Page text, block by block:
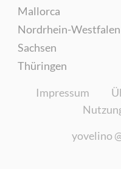
Mallorca
Nordrhein-Westfalen
Sachsen
Thüringen
Impressum
yovelino